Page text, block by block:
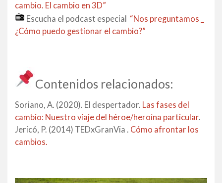
cambio. El cambio en 3D”
Escucha el podcast especial “Nos preguntamos _
¿Cómo puedo gestionar el cambio?”
Contenidos relacionados:
Soriano, A. (2020). El despertador. Las fases del
cambio: Nuestro viaje del héroe/heroína particular.
Jericó, P. (2014) TEDxGranVia . Cómo afrontar los
cambios.